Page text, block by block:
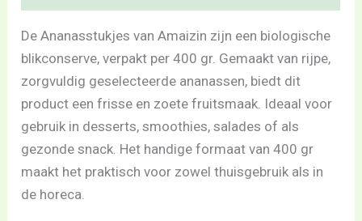
De Ananasstukjes van Amaizin zijn een biologische
blikconserve, verpakt per 400 gr. Gemaakt van rijpe,
zorgvuldig geselecteerde ananassen, biedt dit
product een frisse en zoete fruitsmaak. Ideaal voor
gebruik in desserts, smoothies, salades of als
gezonde snack. Het handige formaat van 400 gr
maakt het praktisch voor zowel thuisgebruik als in
de horeca.